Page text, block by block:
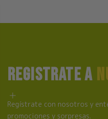
REGISTRATE A
Regístrate con nosotros y
promociones y sorpresas.